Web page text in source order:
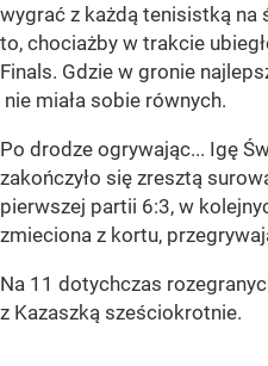
wygrać z każdą tenisistką na
to, chociażby w trakcie
Finals. Gdzie w gronie
nie miała sobie równych.
Po drodze ogrywając... Igę
zakończyło się zresztą
pierwszej partii 6:3, w
zmieciona z kortu,
Na 11 dotychczas
z Kazaszką sześciokrotnie.